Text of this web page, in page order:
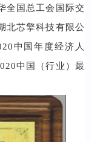
全国总工会国际交
北芯擎科技有限公
中国年度经济人
中国（行业）最